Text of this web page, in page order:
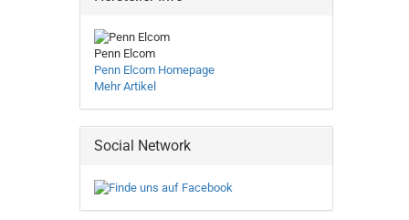
Penn Elcom
Penn Elcom Homepage
Mehr Artikel
Social Network